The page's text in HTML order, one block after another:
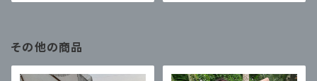
その他の商品